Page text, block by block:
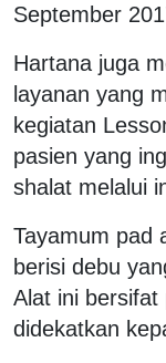
September
Hartana juga
layanan yang
kegiatan
pasien yang
shalat melalui
Tayamum pad
berisi debu
Alat ini bersifat
didekatkan